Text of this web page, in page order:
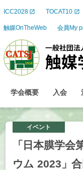
ICC2028 TOCAT10
触媒OnTheWeb 会員My
学会概要 入会
イベント
「日本膜学会
ウム 2023」